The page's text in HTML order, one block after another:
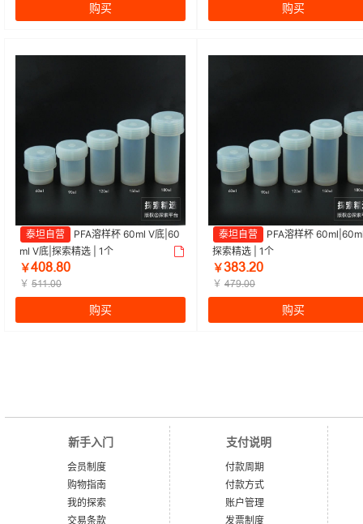
购买 购买
泰坦自营
PFA溶样杯 60ml V底|60
ml V底|探索精选 | 1个
￥ɉŖȀŽȀŖ
￥ ŬȩȩŽŖŖ
购买
泰坦自营
PFA溶样杯
探索精选 | 1个
￥ĳȀĳŽŒŖ
￥ ɉǊŴŽŖŖ
购买
新手入门
会员制度
购物指南
我的探索
交易条款
支付说明
付款周期
付款方式
账户管理
发票制度